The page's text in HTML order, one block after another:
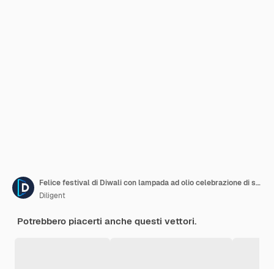
Felice festival di Diwali con lampada ad olio celebrazione di sfondo
Diligent
Potrebbero piacerti anche questi vettori.